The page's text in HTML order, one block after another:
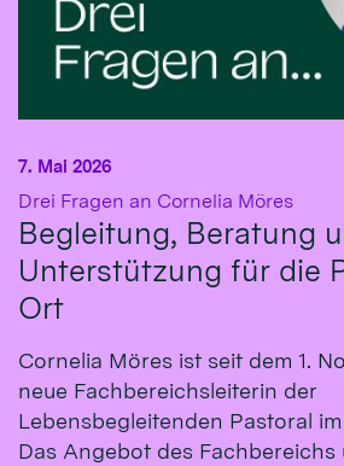
Drei Fragen an Cornelia Möres:
Begleitung, Beratung
Unterstützung für die
Ort
7. Mai 2026
Cornelia Möres ist seit dem 1.
neue Fachbereichsleiterin der
Lebensbegleitenden Pastoral
Das Angebot des Fachbereichs